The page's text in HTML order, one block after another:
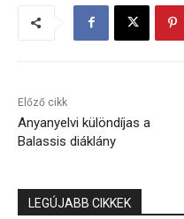
Előző cikk
Anyanyelvi különdíjas a
Balassis diáklány
LEGÚJABB CIKKEK